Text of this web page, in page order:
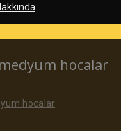
hocalar
hocalar